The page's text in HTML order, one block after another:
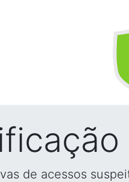
de acessos